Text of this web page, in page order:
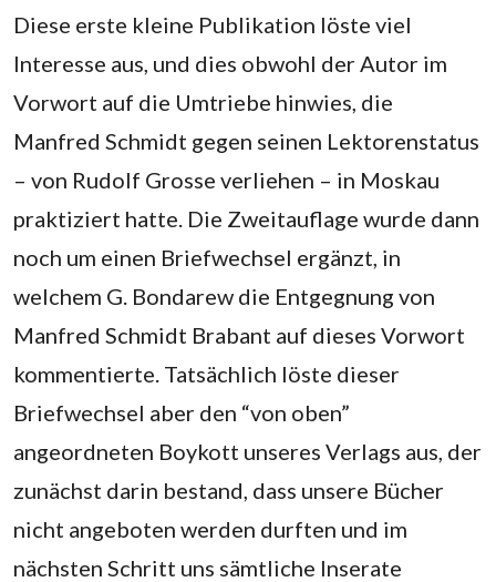
Diese erste kleine Publikation löste viel
Interesse aus, und dies obwohl der Autor im
Vorwort auf die Umtriebe hinwies, die
Manfred Schmidt gegen seinen Lektorenstatus
– von Rudolf Grosse verliehen – in Moskau
praktiziert hatte. Die Zweitauflage wurde dann
noch um einen Briefwechsel ergänzt, in
welchem G. Bondarew die Entgegnung von
Manfred Schmidt Brabant auf dieses Vorwort
kommentierte. Tatsächlich löste dieser
Briefwechsel aber den “von oben”
angeordneten Boykott unseres Verlags aus, der
zunächst darin bestand, dass unsere Bücher
nicht angeboten werden durften und im
nächsten Schritt uns sämtliche Inserate